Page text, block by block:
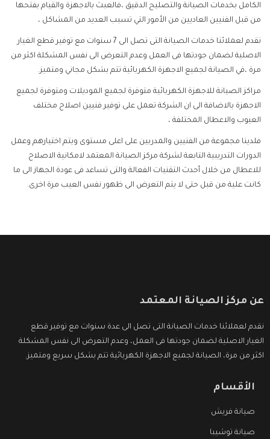
الكامل بخدمات الصيانة والتصليح الدقيق ،فالعبث بالاجهزة والقيام بفتحها
من قبل الفنيين العاديين من الأمور التي تسبب العديد من المشاكل ،
نقدم لعملائنا خدمات الصيانة التى تصل الى 7 سنوات مع توفير قطع الغيار
الاصلية لضمان جودتها فى العمل وعدم التعرض الى نفس المشكلة اكثر من
مرة ،في الصيانة لجميع الاجهزة الكهربائية تتم بشكل مجاني ومتميز.
مراكز الصيانة للاجهزة الكهربائية متوفرة لجميع الموديلات ومتوفرة لجميع
الاجهزة بالاضافة الى ان الشركة تعمل على توفير فنيين اصلاح مختلف
العيوب والاعطال المختلفة ،
فلدينا مجموعة من الفنيين والمدربين على اعلى مستوى ويتم اختيارهم وعمل
الدورات التدريبية التابعة لشركة مركز الصيانة المعتمد لامكانية الاصلاح
للاعطال من خلال أحدث التقنيات الفعالة والتى تساعد فى عودة الجهاز الى ما
كانت علية من قبل حتى لا يتم التعرض الى ظهور نفس العيب مرة اخرى.
عن مركز الصيانة المعتمد
نقدم لعملائنا خدمات الصيانة التى تصل الى عدة سنوات مع توفير قطع
الغيار الاصلية لضمان جودتها فى العمل، وعدم التعرض الى نفس المشكلة
اكثر من مرة، الصيانة لجميع الاجهزة الكهربائية تتم بشكل سريع ومتميز.
الأقسام
صيانة فريش
صيانة توشيبا